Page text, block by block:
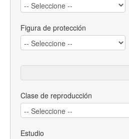
Figura de protección
Clase de reproducción
Estudio